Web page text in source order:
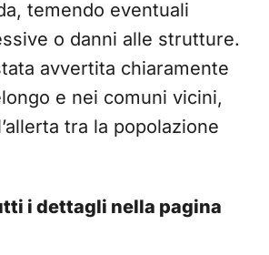
temendo eventuali
o danni alle strutture.
avvertita chiaramente
e nei comuni vicini,
tra la popolazione
i dettagli nella pagina